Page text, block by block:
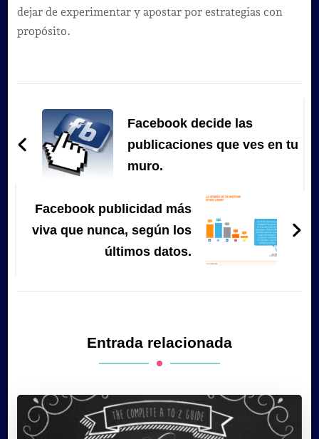
dejar de experimentar y apostar por estrategias con
propósito.
de
entradas
Facebook decide las
publicaciones que ves en tu
muro.
Facebook publicidad más
viva que nunca, según los
últimos datos.
Entrada relacionada